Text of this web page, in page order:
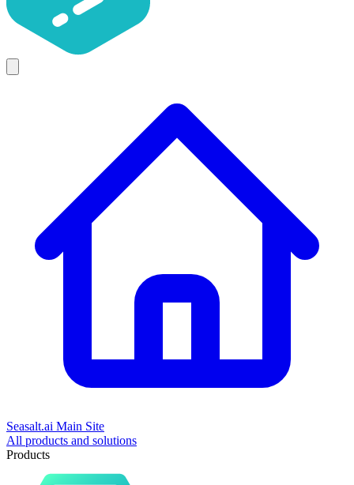
Seasalt.ai Main Site
All products and solutions
Products